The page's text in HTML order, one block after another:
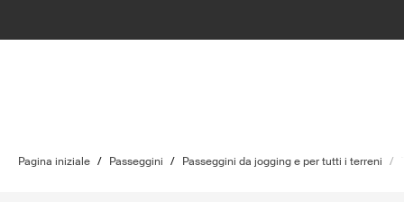
Pagina iniziale / Passeggini / Passeggini da jogging e per tutti i terreni /